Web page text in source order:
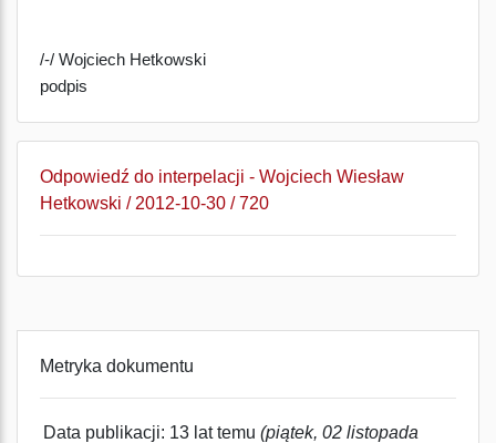
/-/ Wojciech Hetkowski
podpis
Odpowiedź do interpelacji - Wojciech Wiesław
Hetkowski / 2012-10-30 / 720
Metryka dokumentu
Data publikacji: 13 lat temu (piątek, 02 listopada